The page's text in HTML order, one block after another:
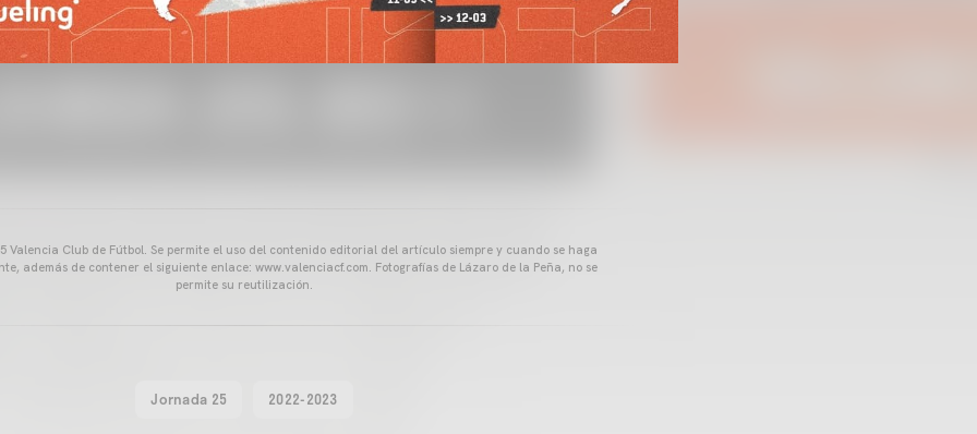
Valencia Club de Fútbol. Se permite el uso del contenido editorial del artículo siempre y cuando se haga
además de contener el siguiente enlace: www.valenciacf.com. Fotografías de Lázaro de la Peña, no se
permite su reutilización.
Jornada 25 2022-2023